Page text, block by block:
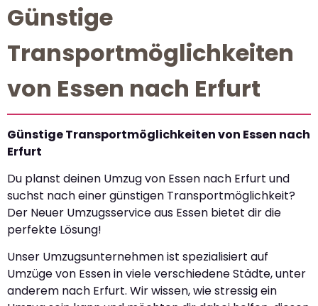
Günstige
Transportmöglichkeiten
von Essen nach Erfurt
Günstige Transportmöglichkeiten von Essen nach
Erfurt
Du planst deinen Umzug von Essen nach Erfurt und
suchst nach einer günstigen Transportmöglichkeit?
Der Neuer Umzugsservice aus Essen bietet dir die
perfekte Lösung!
Unser Umzugsunternehmen ist spezialisiert auf
Umzüge von Essen in viele verschiedene Städte, unter
anderem nach Erfurt. Wir wissen, wie stressig ein